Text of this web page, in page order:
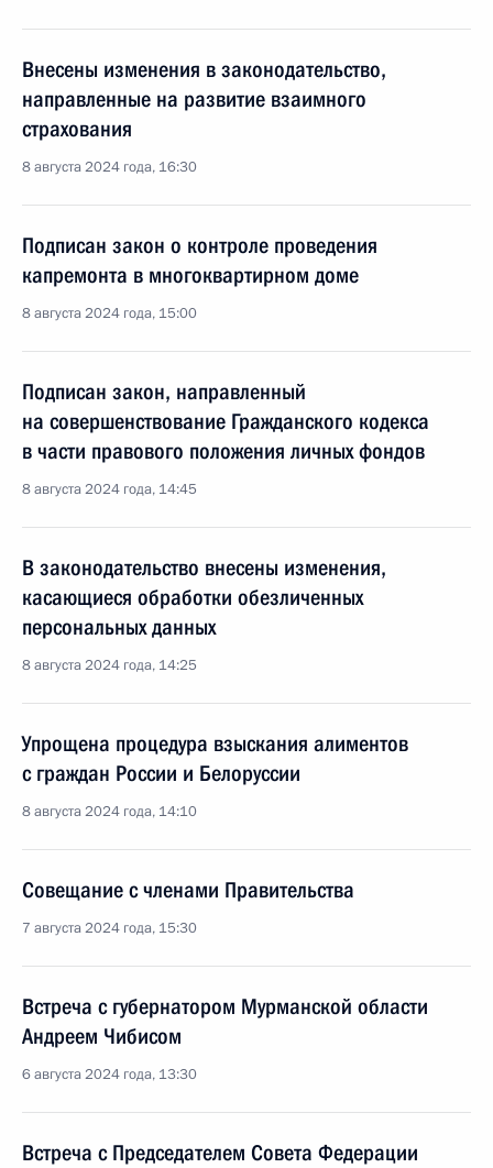
Внесены изменения в законодательство,
направленные на развитие взаимного
страхования
8 августа 2024 года, 16:30
Подписан закон о контроле проведения
капремонта в многоквартирном доме
8 августа 2024 года, 15:00
Подписан закон, направленный
на совершенствование Гражданского кодекса
в части правового положения личных фондов
8 августа 2024 года, 14:45
В законодательство внесены изменения,
касающиеся обработки обезличенных
персональных данных
8 августа 2024 года, 14:25
Упрощена процедура взыскания алиментов
с граждан России и Белоруссии
8 августа 2024 года, 14:10
Совещание с членами Правительства
7 августа 2024 года, 15:30
Встреча с губернатором Мурманской области
Андреем Чибисом
6 августа 2024 года, 13:30
Встреча с Председателем Совета Федерации